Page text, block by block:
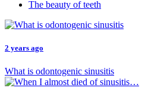
The beauty of teeth
2 years ago
What is odontogenic sinusitis